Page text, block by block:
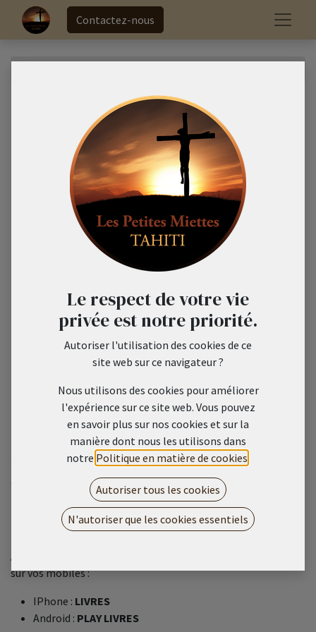
Contactez-nous
TOME 2 - Format Tablette
TOME 2 - Format Tablette
(0 avis)
600 XPF (Francs Pacifique) équivaut à 5 euros
TOME 2 - Témoignage d'un chrétien ordinaire
La Spirituale-Thérapie de l'âme
sur vos mobiles :
IPhone : LIVRES
Android : PLAY LIVRES
Le respect de votre vie
privée est notre priorité.
Autoriser l'utilisation des cookies de ce
site web sur ce navigateur ?
Nous utilisons des cookies pour améliorer
l'expérience sur ce site web. Vous pouvez
en savoir plus sur nos cookies et sur la
manière dont nous les utilisons dans
notre Politique en matière de cookies
Autoriser tous les cookies
N'autoriser que les cookies essentiels